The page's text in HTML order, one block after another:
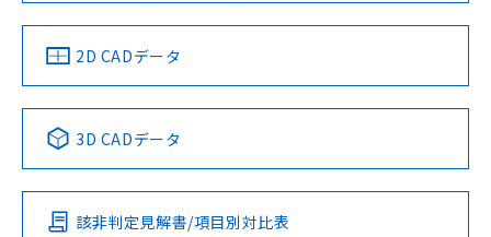
中国 RoHS 注意事項・凡例
Pb Hg Cd Cr(VI)
O
2D CADデータ
3D CADデータ
該非判定見解書/項目別対比表